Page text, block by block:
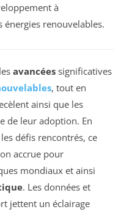
à
énergies renouvelables.
avancées significatives
, tout en
ainsi que les
de leur adoption. En
défis rencontrés, ce
accrue pour
mondiaux et ainsi
. Les données et
jettent un éclairage